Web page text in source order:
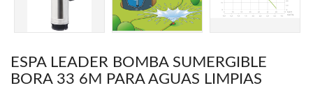
ESPA LEADER BOMBA SUMERGIBLE
BORA 33 6M PARA AGUAS LIMPIAS